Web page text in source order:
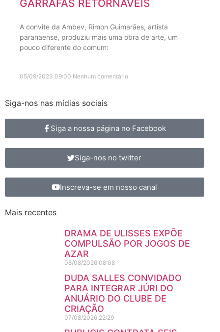
GARRAFAS RETORNÁVEIS
A convite da Ambev, Rimon Guimarães, artista
paranaense, produziu mais uma obra de arte, um
pouco diferente do comum:
05/09/2023 09:00 Nenhum comentário
Siga-nos nas mídias sociais
Siga a nossa página no Facebook
Siga-nos no twitter
Inscreva-se em nosso canal
Mais recentes
DRAMA DE ULISSES EXPÕE
COMPULSÃO POR JOGOS DE
AZAR
08/08/2026 08:08
DUDA SALLES CONVIDADO
PARA INTEGRAR JÚRI DO
ANUÁRIO DO CLUBE DE
CRIAÇÃO
07/08/2026 22:29